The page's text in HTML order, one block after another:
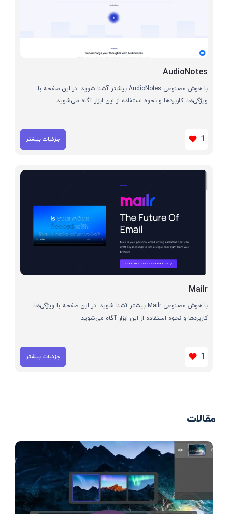
AudioNotes
با هوش مصنوعی AudioNotes بیشتر آشنا شوید. در این صفحه با
ویژگی‌ها، کاربردها و نحوه استفاده از این ابزار آگاه می‌شوید
1 جزئیات بیشتر
Mailr
با هوش مصنوعی Mailr بیشتر آشنا شوید. در این صفحه با ویژگی‌ها،
کاربردها و نحوه استفاده از این ابزار آگاه می‌شوید
1 جزئیات بیشتر
مقالات